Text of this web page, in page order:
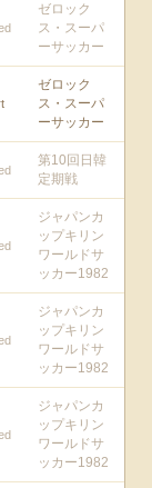
ゼロック
ス・スーパ
ーサッカー
ゼロック
ス・スーパ
ーサッカー
第10回日韓
定期戦
ジャパンカ
ップキリン
ワールドサ
ッカー1982
ジャパンカ
ップキリン
ワールドサ
ッカー1982
ジャパンカ
ップキリン
ワールドサ
ッカー1982